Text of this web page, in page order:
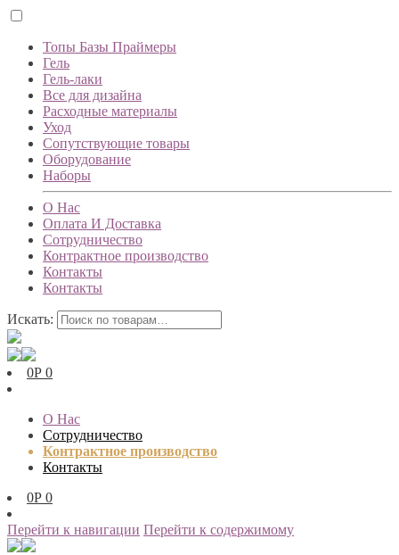
Топы Базы Праймеры
Гель
Гель-лаки
Все для дизайна
Расходные материалы
Уход
Сопутствующие товары
Оборудование
Наборы
О Нас
Оплата И Доставка
Сотрудничество
Контрактное производство
Контакты
Контакты
Искать:
0Р 0
О Нас
Сотрудничество
Контрактное производство
Контакты
0Р 0
Перейти к навигации Перейти к содержимому